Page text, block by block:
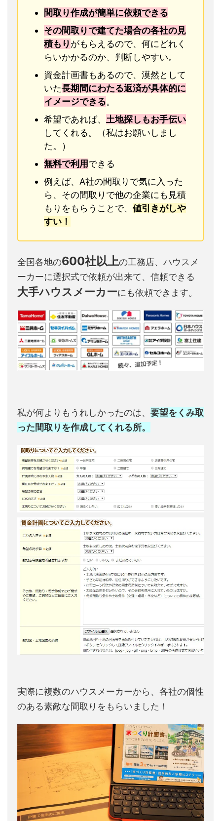
間取り作成が簡単に依頼できる
その間取りで建てた場合の各社の見
積もりがもらえるので、何にどれく
らいかかるのか、判断しやすい。
資金計画書もあるので、漠然として
いた長期間にわたる返済が具体的に
イメージできる。
希望であれば、 土地探しもお手伝い
してくれる。（私はお願いしまし
た。）
無料で利用できる
例えば、A社の間取りで気に入った
ら、その間取りで他の企業にも見積
もりをもらうことで、 値引きがしや
すい！
全国各地の600社以上の工務店、ハウスメ
ーカーに選択式で依頼が出来て、信頼できる
大手ハウスメーカーにも依頼できます。
私が何よりもうれしかったのは、 要望をくみ取
った間取りを作成してくれる所。
実際に複数のハウスメーカーから、各社の個性
のある素敵な間取りをもらいました！